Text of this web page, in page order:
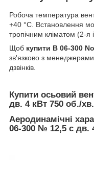
Робоча температура
+40 °C. Встановлення
тропічним кліматом (2-я
Щоб купити В 06-300
зв'язково з
дзвінків.
Купити осьовий
дв. 4 кВт 750 об./
Аеродинамічні
06-300 № 12,5 с дв.